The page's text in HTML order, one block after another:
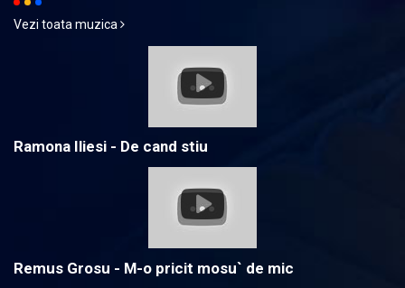
Vezi toata muzica
Ramona Iliesi - De cand stiu
Remus Grosu - M-o pricit mosu` de mic